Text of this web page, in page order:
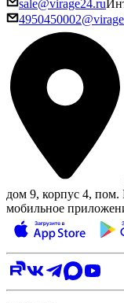
sale@virage24.ru
дом 9, корпус 4, пом.
мобильное